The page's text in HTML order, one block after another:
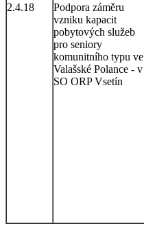
2.4.18
Podpora záměru
vzniku kapacit
pobytových služeb
pro seniory
komunitního typu ve
Valašské Polance - v
SO ORP Vsetín